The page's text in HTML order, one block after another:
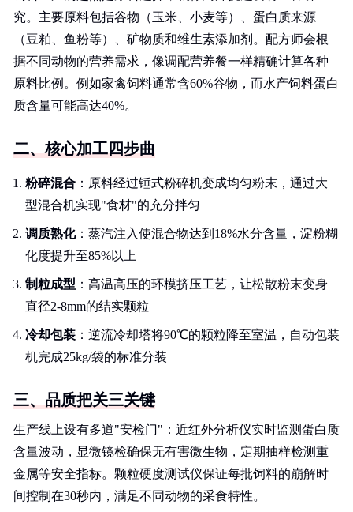
究。主要原料包括谷物（玉米、小麦等）、蛋白质来源
（豆粕、鱼粉等）、矿物质和维生素添加剂。配方师会根
据不同动物的营养需求，像调配营养餐一样精确计算各种
原料比例。例如家禽饲料通常含60%谷物，而水产饲料蛋白
质含量可能高达40%。
二、核心加工四步曲
粉碎混合 ：原料经过锤式粉碎机变成均匀粉末，通过大
型混合机实现"食材"的充分拌匀
调质熟化：蒸汽注入使混合物达到18%水分含量，淀粉糊
化度提升至85%以上
制粒成型 ：高温高压的环模挤压工艺，让松散粉末变身
直径2-8mm的结实颗粒
冷却包装 ：逆流冷却塔将90℃的颗粒降至室温，自动包装
机完成25kg/袋的标准分装
三、品质把关三关键
生产线上设有多道"安检门"：近红外分析仪实时监测蛋白质
含量波动，显微镜检确保无有害微生物，定期抽样检测重
金属等安全指标。颗粒硬度测试仪保证每批饲料的崩解时
间控制在30秒内，满足不同动物的采食特性。